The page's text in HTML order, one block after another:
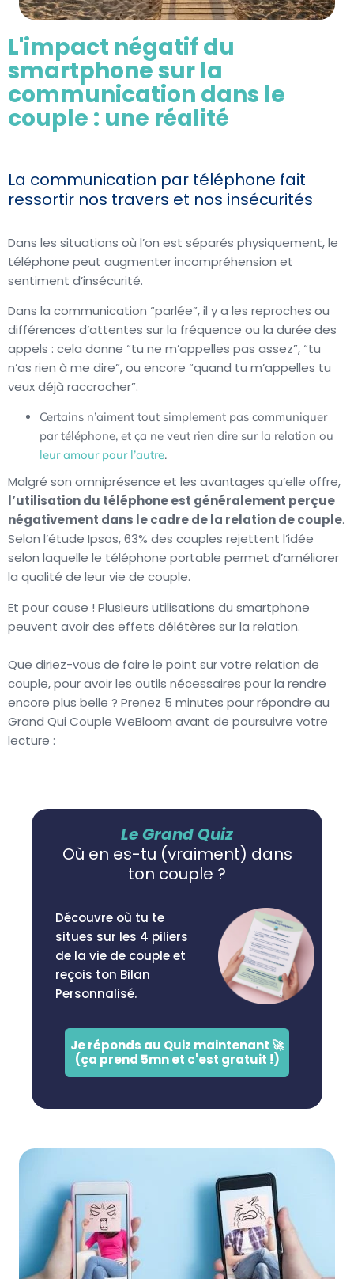
L'impact négatif du
smartphone sur la
communication dans le
couple : une réalité
La communication par téléphone fait
ressortir nos travers et nos insécurités
Dans les situations où l’on est séparés physiquement, le
téléphone peut augmenter incompréhension et
sentiment d’insécurité.
Dans la communication “parlée”, il y a les reproches ou
différences d’attentes sur la fréquence ou la durée des
appels : cela donne “tu ne m’appelles pas assez”, “tu
n’as rien à me dire”, ou encore “quand tu m’appelles tu
veux déjà raccrocher”.
Certains n’aiment tout simplement pas communiquer
par téléphone, et ça ne veut rien dire sur la relation ou
leur amour pour l’autre.
Malgré son omniprésence et les avantages qu’elle offre,
l’utilisation du téléphone est généralement perçue
négativement dans le cadre de la relation de couple.
Selon l’étude Ipsos, 63% des couples rejettent l’idée
selon laquelle le téléphone portable permet d’améliorer
la qualité de leur vie de couple.
Et pour cause ! Plusieurs utilisations du smartphone
peuvent avoir des effets délétères sur la relation.
Que diriez-vous de faire le point sur votre relation de
couple, pour avoir les outils nécessaires pour la rendre
encore plus belle ? Prenez 5 minutes pour répondre au
Grand Qui Couple WeBloom avant de poursuivre votre
lecture :
Le Grand Quiz
Où en es-tu (vraiment) dans
ton couple ?
Découvre où tu te
situes sur les 4 piliers
de la vie de couple et
reçois ton Bilan
Personnalisé.
Je réponds au Quiz maintenant 🚀
(ça prend 5mn et c'est gratuit !)